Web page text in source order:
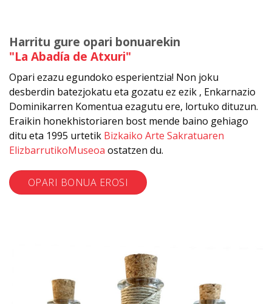
Harritu gure opari bonuarekin
"La Abadía de Atxuri"
Opari ezazu egundoko esperientzia! Non joku
desberdin batezjokatu eta gozatu ez ezik , Enkarnazio
Dominikarren Komentua ezagutu ere, lortuko dituzun.
Eraikin honekhistoriaren bost mende baino gehiago
ditu eta 1995 urtetik Bizkaiko Arte Sakratuaren
ElizbarrutikoMuseoa ostatzen du.
OPARI BONUA EROSI